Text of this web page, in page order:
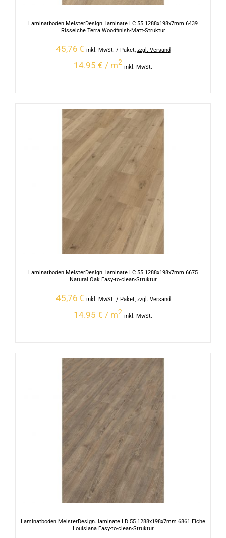
Laminatboden MeisterDesign. laminate LC 55 1288x198x7mm 6439
Risseiche Terra Woodfinish-Matt-Struktur
45,76 € inkl. MwSt. / Paket, zzgl. Versand
14.95 € / m2
inkl. MwSt.
Laminatboden MeisterDesign. laminate LC 55 1288x198x7mm 6675
Natural Oak Easy-to-clean-Struktur
45,76 € inkl. MwSt. / Paket, zzgl. Versand
14.95 € / m2
inkl. MwSt.
Laminatboden MeisterDesign. laminate LD 55 1288x198x7mm 6861 Eiche
Louisiana Easy-to-clean-Struktur